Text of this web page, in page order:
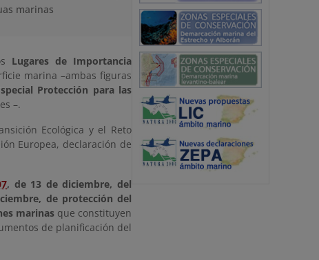
marinas
Lugares de Importancia
marina –ambas figuras
Protección para las
–.
Ecológica y el Reto
Europea, declaración de
, de 13 de diciembre, del
de protección del
marinas que constituyen
de planificación del